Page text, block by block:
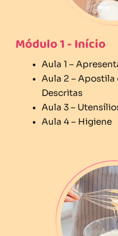
Módulo 1 - Início
Aula 1 –
Aula 2 – Apostila
Descritas
Aula 3 –
Aula 4 – Higiene